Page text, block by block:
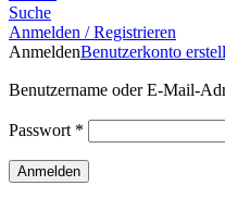
Suche
Anmelden / Registrieren
AnmeldenBenutzerkonto
Benutzername oder E-Mail-
Passwort *
Anmelden